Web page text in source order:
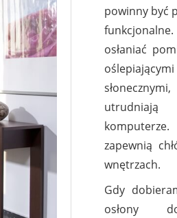
powinny być
osłaniać
zapewnią
wnętrzach.
Gdy
osłony